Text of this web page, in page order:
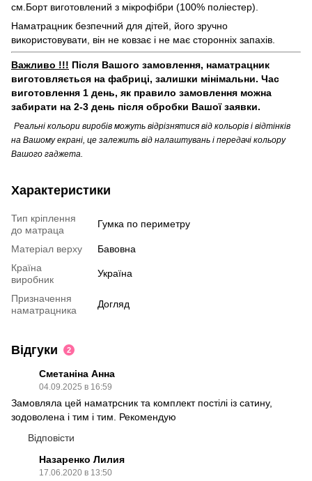
см.Борт виготовлений з мікрофібри (100% поліестер).
Наматрацник безпечний для дітей, його зручно
використовувати, він не ковзає і не має сторонніх запахів.
Важливо !!! Після Вашого замовлення, наматрацник
виготовляється на фабриці, залишки мінімальни. Час
виготовлення 1 день, як правило замовлення можна
забирати на 2-3 день після обробки Вашої заявки.
Реальні кольори виробів можуть відрізнятися від кольорів і відтінків
на Вашому екрані, це залежить від налаштувань і передачі кольору
Вашого гаджета.
Характеристики
Тип кріплення
до матраца
Гумка по периметру
Матеріал верху
Бавовна
Країна
виробник
Україна
Призначення
наматрацника
Догляд
Відгуки 2
Сметаніна Анна
04.09.2025 в 16:59
Замовляла цей наматрсник та комплект постілі із сатину,
зодоволена і тим і тим. Рекомендую
Відповісти
Назаренко Лилия
17.06.2020 в 13:50